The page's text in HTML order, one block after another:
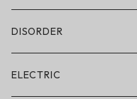
DISORDER
ELECTRIC